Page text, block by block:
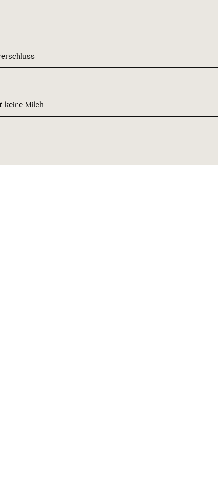
keine Milch